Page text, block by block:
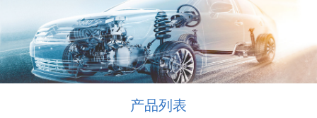
产品列表